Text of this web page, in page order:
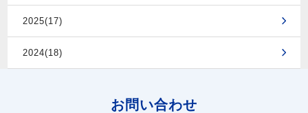
2025(17)
2024(18)
お問い合わせ